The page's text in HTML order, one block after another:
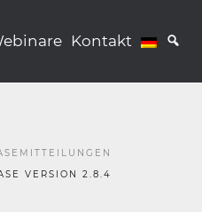
Kontakt
VERSION 2.8.4